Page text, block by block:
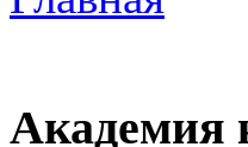
Академия